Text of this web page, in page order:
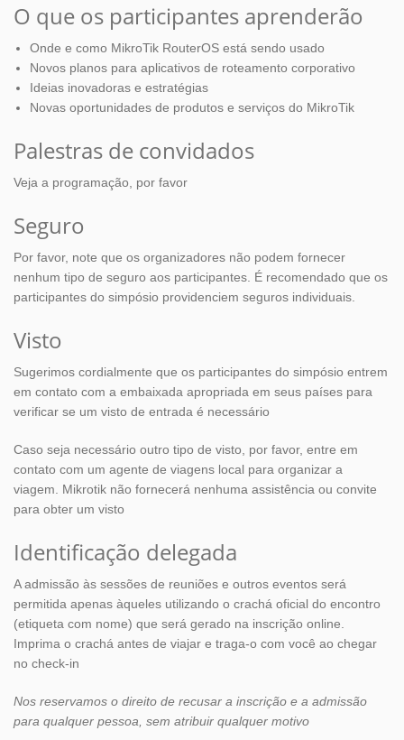
O que os participantes aprenderão
Onde e como MikroTik RouterOS está sendo usado
Novos planos para aplicativos de roteamento corporativo
Ideias inovadoras e estratégias
Novas oportunidades de produtos e serviços do MikroTik
Palestras de convidados
Veja a programação, por favor
Seguro
Por favor, note que os organizadores não podem fornecer
nenhum tipo de seguro aos participantes. É recomendado que os
participantes do simpósio providenciem seguros individuais.
Visto
Sugerimos cordialmente que os participantes do simpósio entrem
em contato com a embaixada apropriada em seus países para
verificar se um visto de entrada é necessário
Caso seja necessário outro tipo de visto, por favor, entre em
contato com um agente de viagens local para organizar a
viagem. Mikrotik não fornecerá nenhuma assistência ou convite
para obter um visto
Identificação delegada
A admissão às sessões de reuniões e outros eventos será
permitida apenas àqueles utilizando o crachá oficial do encontro
(etiqueta com nome) que será gerado na inscrição online.
Imprima o crachá antes de viajar e traga-o com você ao chegar
no check-in
Nos reservamos o direito de recusar a inscrição e a admissão
para qualquer pessoa, sem atribuir qualquer motivo